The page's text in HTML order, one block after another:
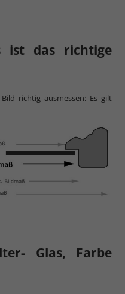
ist das richtige
richtig ausmessen: Es gilt
Glas, Farbe